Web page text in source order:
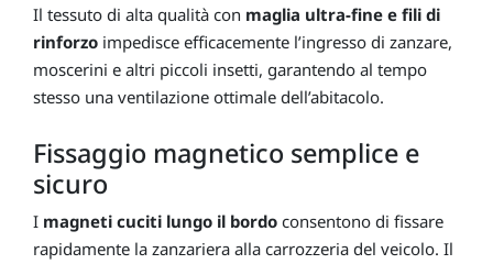
Il tessuto di alta qualità con maglia ultra-fine e fili di
rinforzo impedisce efficacemente l’ingresso di zanzare,
moscerini e altri piccoli insetti, garantendo al tempo
stesso una ventilazione ottimale dell’abitacolo.
Fissaggio magnetico semplice e
sicuro
I magneti cuciti lungo il bordo consentono di fissare
rapidamente la zanzariera alla carrozzeria del veicolo. Il